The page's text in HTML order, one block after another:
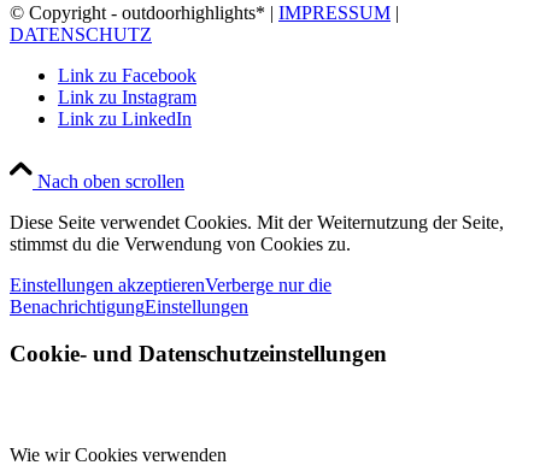
© Copyright - outdoorhighlights* | IMPRESSUM |
DATENSCHUTZ
Link zu Facebook
Link zu Instagram
Link zu LinkedIn
Nach oben scrollen
Diese Seite verwendet Cookies. Mit der Weiternutzung der Seite,
stimmst du die Verwendung von Cookies zu.
Einstellungen akzeptierenVerberge nur die
BenachrichtigungEinstellungen
Cookie- und Datenschutzeinstellungen
Wie wir Cookies verwenden